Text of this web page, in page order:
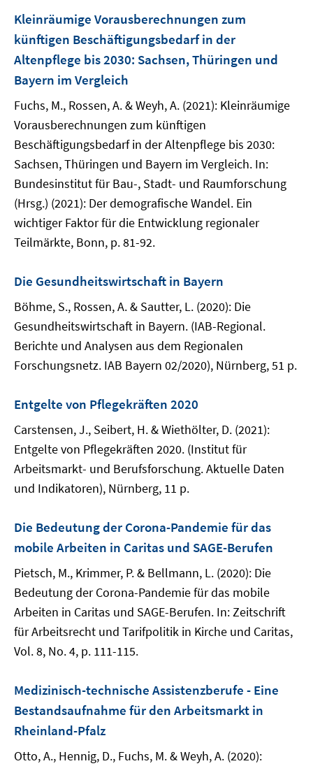
Kleinräumige Vorausberechnungen zum
künftigen Beschäftigungsbedarf in der
Altenpflege bis 2030: Sachsen, Thüringen und
Bayern im Vergleich
Fuchs, M., Rossen, A. & Weyh, A. (2021): Kleinräumige
Vorausberechnungen zum künftigen
Beschäftigungsbedarf in der Altenpflege bis 2030:
Sachsen, Thüringen und Bayern im Vergleich. In:
Bundesinstitut für Bau-, Stadt- und Raumforschung
(Hrsg.) (2021): Der demografische Wandel. Ein
wichtiger Faktor für die Entwicklung regionaler
Teilmärkte, Bonn, p. 81-92.
Die Gesundheitswirtschaft in Bayern
Böhme, S., Rossen, A. & Sautter, L. (2020): Die
Gesundheitswirtschaft in Bayern. (IAB-Regional.
Berichte und Analysen aus dem Regionalen
Forschungsnetz. IAB Bayern 02/2020), Nürnberg, 51 p.
Entgelte von Pflegekräften 2020
Carstensen, J., Seibert, H. & Wiethölter, D. (2021):
Entgelte von Pflegekräften 2020. (Institut für
Arbeitsmarkt- und Berufsforschung. Aktuelle Daten
und Indikatoren), Nürnberg, 11 p.
Die Bedeutung der Corona-Pandemie für das
mobile Arbeiten in Caritas und SAGE-Berufen
Pietsch, M., Krimmer, P. & Bellmann, L. (2020): Die
Bedeutung der Corona-Pandemie für das mobile
Arbeiten in Caritas und SAGE-Berufen. In: Zeitschrift
für Arbeitsrecht und Tarifpolitik in Kirche und Caritas,
Vol. 8, No. 4, p. 111-115.
Medizinisch-technische Assistenzberufe - Eine
Bestandsaufnahme für den Arbeitsmarkt in
Rheinland-Pfalz
Otto, A., Hennig, D., Fuchs, M. & Weyh, A. (2020):